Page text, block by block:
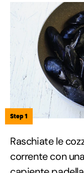
Step 1
Raschiate le
corrente con